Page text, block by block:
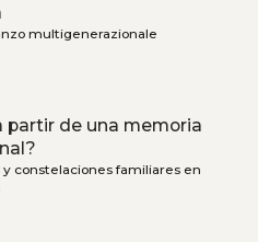
multigenerazionale
partir de una memoria
constelaciones familiares en